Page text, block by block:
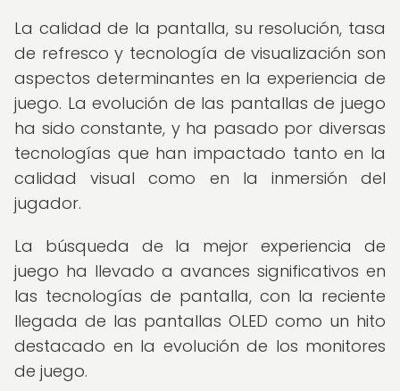
La calidad de la pantalla, su resolución, tasa
de refresco y tecnología de visualización son
aspectos determinantes en la experiencia de
juego. La evolución de las pantallas de juego
ha sido constante, y ha pasado por diversas
tecnologías que han impactado tanto en la
calidad visual como en la inmersión del
jugador.
La búsqueda de la mejor experiencia de
juego ha llevado a avances significativos en
las tecnologías de pantalla, con la reciente
llegada de las pantallas OLED como un hito
destacado en la evolución de los monitores
de juego.